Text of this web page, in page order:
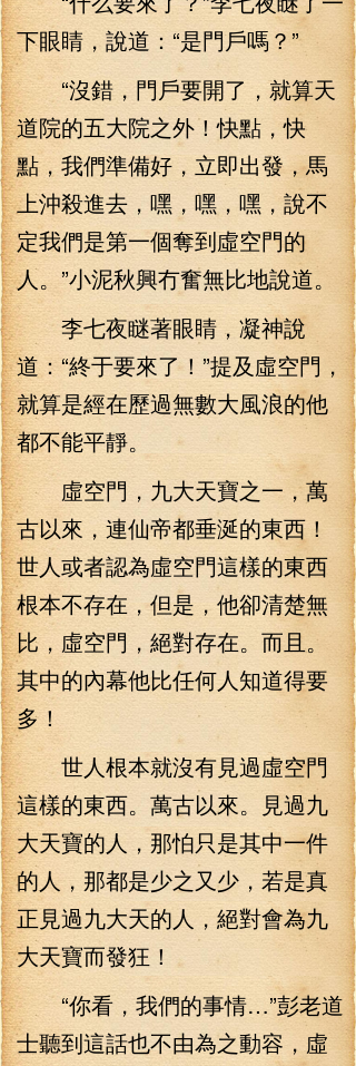
下眼睛，說道：“是門戶嗎？”
“沒錯，門戶要開了，就算天
道院的五大院之外！快點，快
點，我們準備好，立即出發，馬
上沖殺進去，嘿，嘿，嘿，說不
定我們是第一個奪到虛空門的
人。”小泥秋興冇奮無比地說道。
李七夜瞇著眼睛，凝神說
道：“終于要來了！”提及虛空門，
就算是經在歷過無數大風浪的他
都不能平靜。
虛空門，九大天寶之一，萬
古以來，連仙帝都垂涎的東西！
世人或者認為虛空門這樣的東西
根本不存在，但是，他卻清楚無
比，虛空門，絕對存在。而且。
其中的內幕他比任何人知道得要
多！
世人根本就沒有見過虛空門
這樣的東西。萬古以來。見過九
大天寶的人，那怕只是其中一件
的人，那都是少之又少，若是真
正見過九大天的人，絕對會為九
大天寶而發狂！
“你看，我們的事情…”彭老道
士聽到這話也不由為之動容，虛